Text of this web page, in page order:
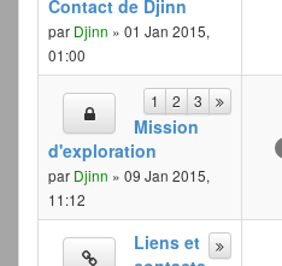
Contact de Djinn
par Djinn » 01 Jan 2015,
01:00
1 2 3
Mission
d'exploration
par Djinn » 09 Jan 2015,
11:12
Liens et